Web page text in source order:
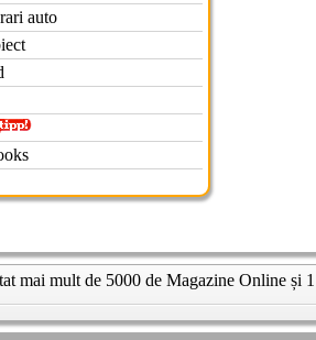
auto
mai mult de 5000 de Magazine Online și